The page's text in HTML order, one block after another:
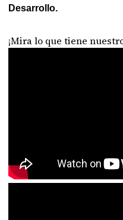
Desarrollo.
¡Mira lo que tiene